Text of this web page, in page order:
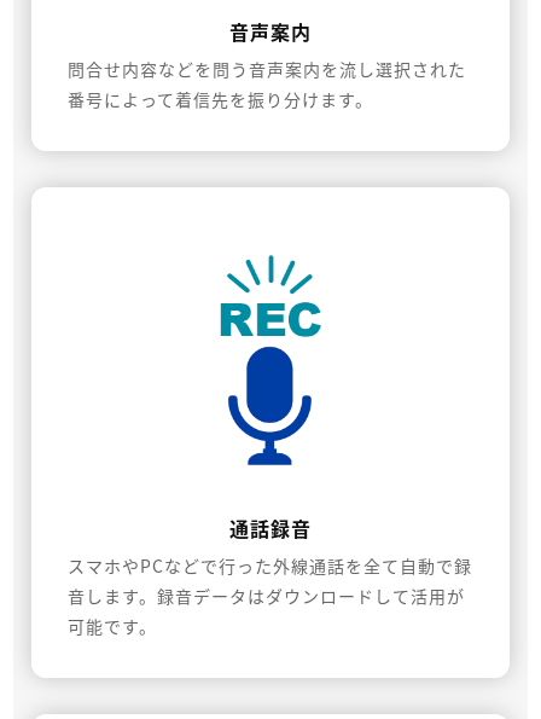
音声案内
問合せ内容などを問う音声案内を流し選択された
番号によって着信先を振り分けます。
通話録音
スマホやPCなどで行った外線通話を全て自動で録
音します。録音データはダウンロードして活用が
可能です。